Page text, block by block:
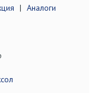
| Аналоги